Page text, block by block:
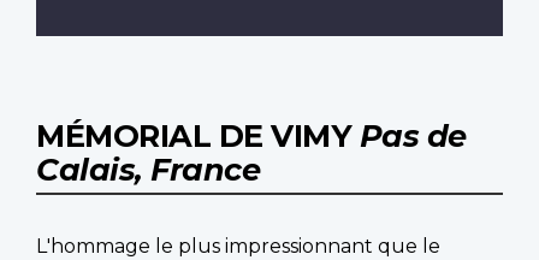
MÉMORIAL DE VIMYPas de
Calais, France
L'hommage le plus impressionnant que le